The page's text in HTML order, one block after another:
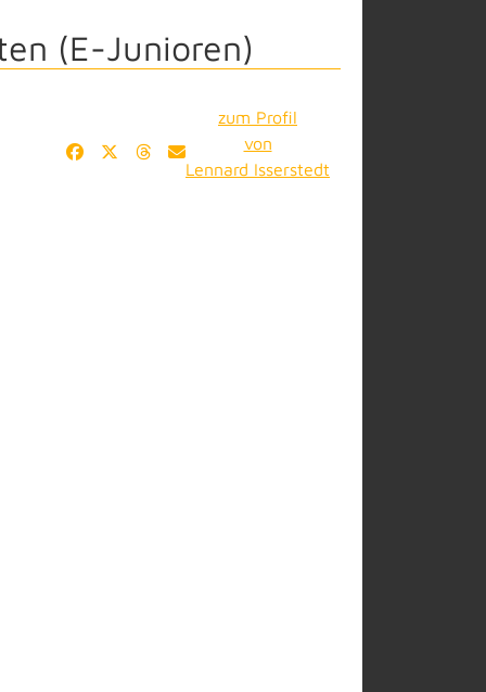
(E-Junioren)
zum Profil
von
Lennard Isserstedt